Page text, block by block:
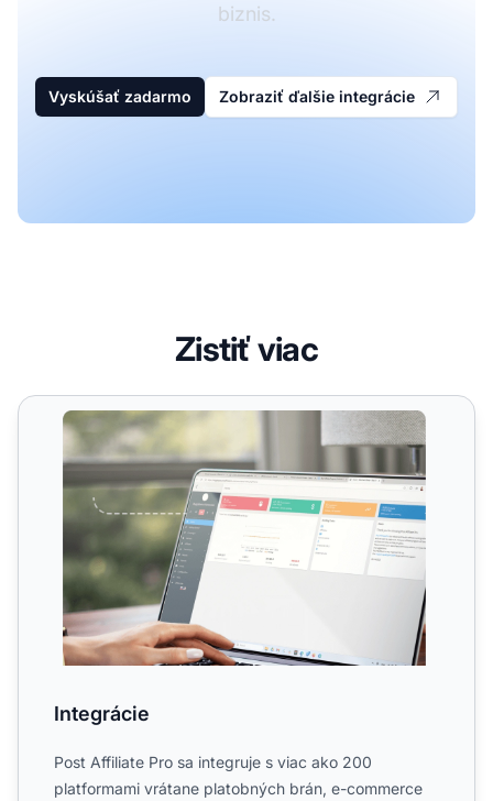
biznis.
Vyskúšať zadarmo Zobraziť ďalšie integrácie
Zistiť viac
Integrácie
Integrácie
Post Affiliate Pro sa integruje s viac ako 200
platformami vrátane platobných brán, e-commerce